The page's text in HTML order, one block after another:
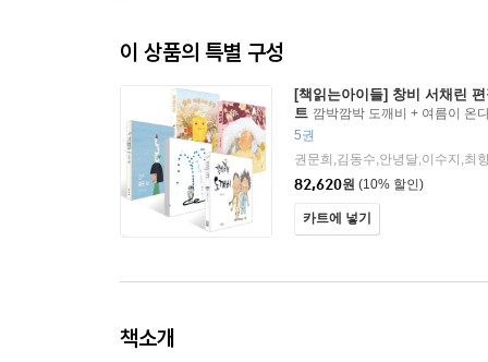
이 상품의 특별 구성
[책읽는아이들] 창비 서채린
트 깜박깜박 도깨비 + 여름이 온
주년 리커버 특별판) + 겨울 이불
세트
5권
권문희,김동수,안녕달,이수지,최
82,620원 (10% 할인)
카트에 넣기
책소개